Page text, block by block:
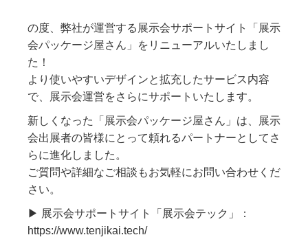
の度、弊社が運営する展示会サポートサイト「展示
会パッケージ屋さん」をリニューアルいたしまし
た！
より使いやすいデザインと拡充したサービス内容
で、展示会運営をさらにサポートいたします。
新しくなった「展示会パッケージ屋さん」は、展示
会出展者の皆様にとって頼れるパートナーとしてさ
らに進化しました。
ご質問や詳細なご相談もお気軽にお問い合わせくだ
さい。
▶ 展示会サポートサイト「展示会テック」：
https://www.tenjikai.tech/